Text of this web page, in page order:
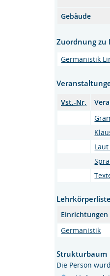
Gebäude
Zuordnung zu
Germanistik
Vst.-Nr.
Lehrkörperliste
Einrichtungen
Germanistik
Strukturbaum
Die Person